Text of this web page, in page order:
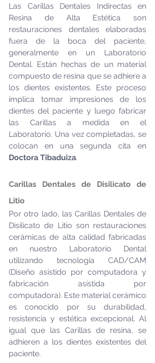
Las Carillas Dentales Indirectas en
Resina de Alta Estética son
restauraciones dentales elaboradas
fuera de la boca del paciente,
generalmente en un Laboratorio
Dental. Están hechas de un material
compuesto de resina que se adhiere a
los dientes existentes. Este proceso
implica tomar impresiones de los
dientes del paciente y luego fabricar
las Carillas a medida en el
Laboratorio. Una vez completadas, se
Doctora Tibaduiza.
Carillas Dentales de Disilicato de
Litio
Por otro lado, las Carillas Dentales de
Disilicato de Litio son restauraciones
cerámicas de alta calidad fabricadas
en nuestro Laboratorio Dental
utilizando tecnología CAD/CAM
(Diseño asistido por computadora y
fabricación asistida por
computadora). Este material cerámico
es conocido por su durabilidad,
resistencia y estética excepcional. Al
igual que las Carillas de resina, se
adhieren a los dientes existentes del
paciente.